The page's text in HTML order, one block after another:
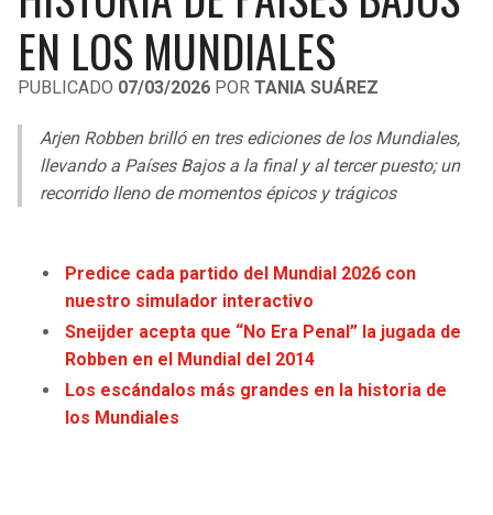
LIGA DE EXPANSIÓN MX
LEAGUES CUP
UEFA EUROPA LEAGUE
UEFA CONFERENCE LEAGUE
COPA LIBERTADORES
COPA SUDAMERICANA
OTRAS LIGAS
RAIDERS
RAVENS
BROWNS
STEELERS
TEXANS
CAVALIERS
PACERS
HAWKS
HORNETS
HEAT
EN LOS MUNDIALES
PUBLICADO 07/03/2026 POR TANIA SUÁREZ
Arjen Robben brilló en tres ediciones de los Mundiales,
llevando a Países Bajos a la final y al tercer puesto; un
recorrido lleno de momentos épicos y trágicos
Predice cada partido del Mundial 2026 con
nuestro simulador interactivo
Sneijder acepta que “No Era Penal” la jugada de
Robben en el Mundial del 2014
Los escándalos más grandes en la historia de
los Mundiales